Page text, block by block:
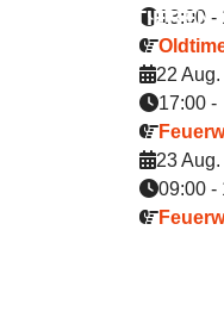
13:00 -
22
17:00 -
23
09:00 -
AKZEPTIEREN